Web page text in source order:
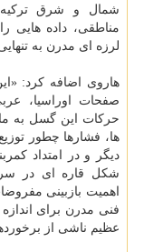
شمال و شرق ترکیه
مناطقی، داده هایی
لرزه ای مدرن به
هاروی اضافه کرد:
صفحات اوراسیا،
حرکات این گسل به ما
ها، فشارها چطور
دیگر و در امتداد
شکل قاره ای در
اهمیت بازبینی
فنی مدرن برای
عظیم ناشی از